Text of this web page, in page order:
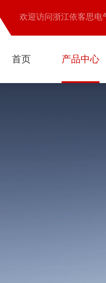
欢迎访问浙江依客思电
首页 产品中心